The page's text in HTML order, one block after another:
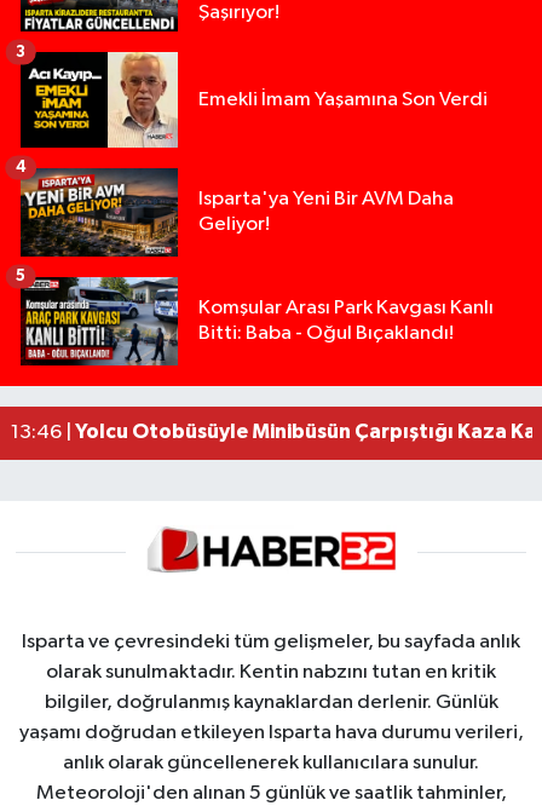
Şaşırıyor!
Emekli İmam Yaşamına Son Verdi
3
Isparta'ya Yeni Bir AVM Daha
Geliyor!
4
Komşular Arası Park Kavgası Kanlı
Bitti: Baba - Oğul Bıçaklandı!
5
19:36 |Isparta’da Silah Operasyonu: 165 Tabanca Ele
17:18 |Anız Yangını Kazaya Neden Oldu: 13 Araç
17:08 |Alevlere Teslim Olan Gecekondu Kullanılamaz
13:46 | Yolcu Otobüsüyle Minibüsün Çarpıştığı Kaza
Isparta ve çevresindeki tüm gelişmeler, bu sayfada anlık
olarak sunulmaktadır. Kentin nabzını tutan en kritik
bilgiler, doğrulanmış kaynaklardan derlenir. Günlük
yaşamı doğrudan etkileyen Isparta hava durumu verileri,
anlık olarak güncellenerek kullanıcılara sunulur.
Meteoroloji'den alınan 5 günlük ve saatlik tahminler,